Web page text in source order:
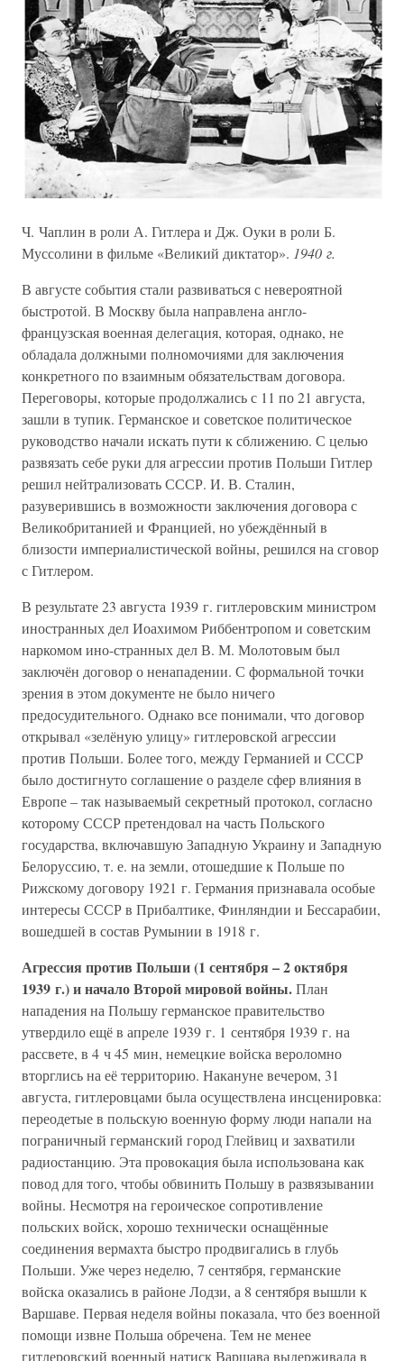
Ч. Чаплин в роли А. Гитлера и Дж. Оуки в роли Б.
Муссолини в фильме «Великий диктатор». 1940 г.
В августе события стали развиваться с невероятной
быстротой. В Москву была направлена англо-
французская военная делегация, которая, однако, не
обладала должными полномочиями для заключения
конкретного по взаимным обязательствам договора.
Переговоры, которые продолжались с 11 по 21 августа,
зашли в тупик. Германское и советское политическое
руководство начали искать пути к сближению. С целью
развязать себе руки для агрессии против Польши Гитлер
решил нейтрализовать СССР. И. В. Сталин,
разуверившись в возможности заключения договора с
Великобританией и Францией, но убеждённый в
близости империалистической войны, решился на сговор
с Гитлером.
В результате 23 августа 1939 г. гитлеровским министром
иностранных дел Иоахимом Риббентропом и советским
наркомом ино-странных дел В. М. Молотовым был
заключён договор о ненападении. С формальной точки
зрения в этом документе не было ничего
предосудительного. Однако все понимали, что договор
открывал «зелёную улицу» гитлеровской агрессии
против Польши. Более того, между Германией и СССР
было достигнуто соглашение о разделе сфер влияния в
Европе – так называемый секретный протокол, согласно
которому СССР претендовал на часть Польского
государства, включавшую Западную Украину и Западную
Белоруссию, т. е. на земли, отошедшие к Польше по
Рижскому договору 1921 г. Германия признавала особые
интересы СССР в Прибалтике, Финляндии и Бессарабии,
вошедшей в состав Румынии в 1918 г.
Агрессия против Польши (1 сентября – 2 октября
1939 г.) и начало Второй мировой войны.План
нападения на Польшу германское правительство
утвердило ещё в апреле 1939 г. 1 сентября 1939 г. на
рассвете, в 4 ч 45 мин, немецкие войска вероломно
вторглись на её территорию. Накануне вечером, 31
августа, гитлеровцами была осуществлена инсценировка:
переодетые в польскую военную форму люди напали на
пограничный германский город Глейвиц и захватили
радиостанцию. Эта провокация была использована как
повод для того, чтобы обвинить Польшу в развязывании
войны. Несмотря на героическое сопротивление
польских войск, хорошо технически оснащённые
соединения вермахта быстро продвигались в глубь
Польши. Уже через неделю, 7 сентября, германские
войска оказались в районе Лодзи, а 8 сентября вышли к
Варшаве. Первая неделя войны показала, что без военной
помощи извне Польша обречена. Тем не менее
гитлеровский военный натиск Варшава выдерживала в